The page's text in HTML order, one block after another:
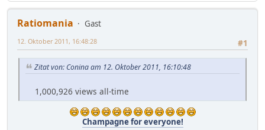
Ratiomania
Gast
#1
12. Oktober 2011, 16:48:28
Zitat von: Conina am 12. Oktober 2011, 16:10:48
1,000,926 views all-time
Champagne for everyone!